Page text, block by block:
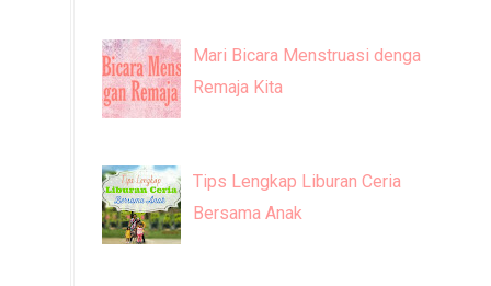
Mari Bicara Menstruasi dengan
Remaja Kita
Tips Lengkap Liburan Ceria
Bersama Anak